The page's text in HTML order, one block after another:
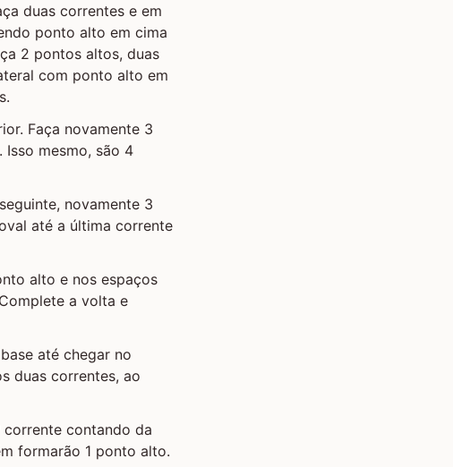
duas correntes e em
ponto alto em cima
2 pontos altos, duas
com ponto alto em
Faça novamente 3
mesmo, são 4
novamente 3
até a última corrente
alto e nos espaços
a volta e
até chegar no
duas correntes, ao
contando da
formarão 1 ponto alto.